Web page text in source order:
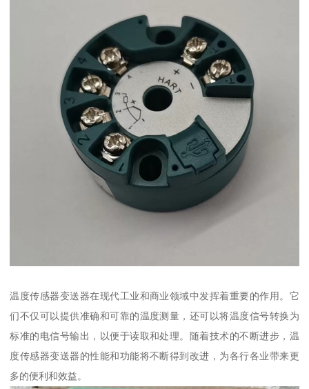
温度传感器变送器在现代工业和商业领域中发挥着重要的作用。它
们不仅可以提供准确和可靠的温度测量，还可以将温度信号转换为
标准的电信号输出，以便于读取和处理。随着技术的不断进步，温
度传感器变送器的性能和功能将不断得到改进，为各行各业带来更
多的便利和效益。